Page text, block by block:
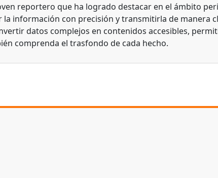
reportero que ha logrado destacar en el ámbito
la información con precisión y transmitirla de manera
datos complejos en contenidos accesibles,
comprenda el trasfondo de cada hecho.